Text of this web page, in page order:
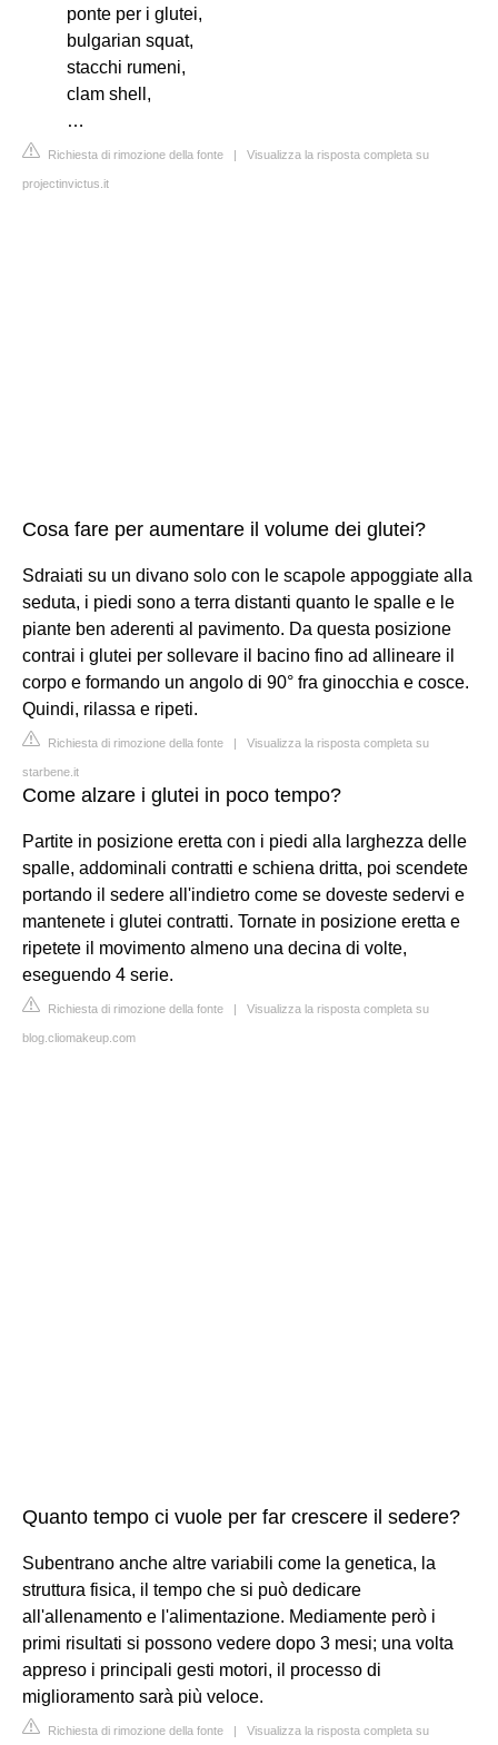
ponte per i glutei,
bulgarian squat,
stacchi rumeni,
clam shell,
…
Richiesta di rimozione della fonte | Visualizza la risposta completa su
projectinvictus.it
Cosa fare per aumentare il volume dei glutei?
Sdraiati su un divano solo con le scapole appoggiate alla
seduta, i piedi sono a terra distanti quanto le spalle e le
piante ben aderenti al pavimento. Da questa posizione
contrai i glutei per sollevare il bacino fino ad allineare il
corpo e formando un angolo di 90° fra ginocchia e cosce.
Quindi, rilassa e ripeti.
Richiesta di rimozione della fonte | Visualizza la risposta completa su
starbene.it
Come alzare i glutei in poco tempo?
Partite in posizione eretta con i piedi alla larghezza delle
spalle, addominali contratti e schiena dritta, poi scendete
portando il sedere all'indietro come se doveste sedervi e
mantenete i glutei contratti. Tornate in posizione eretta e
ripetete il movimento almeno una decina di volte,
eseguendo 4 serie.
Richiesta di rimozione della fonte | Visualizza la risposta completa su
blog.cliomakeup.com
Quanto tempo ci vuole per far crescere il sedere?
Subentrano anche altre variabili come la genetica, la
struttura fisica, il tempo che si può dedicare
all'allenamento e l'alimentazione. Mediamente però i
primi risultati si possono vedere dopo 3 mesi; una volta
appreso i principali gesti motori, il processo di
miglioramento sarà più veloce.
Richiesta di rimozione della fonte | Visualizza la risposta completa su